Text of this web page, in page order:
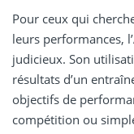
Pour ceux qui
leurs performances,
judicieux. Son
résultats d’un
objectifs de
compétition ou